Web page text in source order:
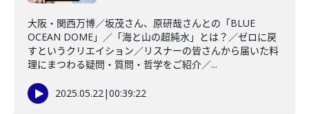
大阪・関西万博／坂茂さん、原研哉さんとの「BLUE
OCEAN DOME」／「海と山の超純水」とは？／ゼロに戻
すというクリエイション／リスナーの皆さんから届いた料
理にまつわる疑問・質問・哲学をご紹介／...
2025.05.22|00:39:22